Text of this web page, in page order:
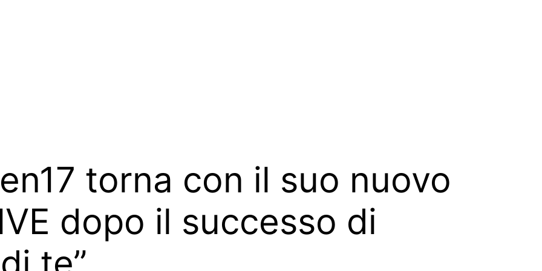
torna con il suo nuovo
dopo il successo di